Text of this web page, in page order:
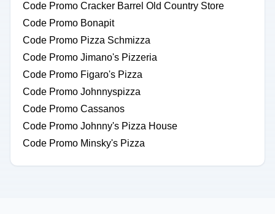
Code Promo Cracker Barrel Old Country Store
Code Promo Bonapit
Code Promo Pizza Schmizza
Code Promo Jimano's Pizzeria
Code Promo Figaro's Pizza
Code Promo Johnnyspizza
Code Promo Cassanos
Code Promo Johnny's Pizza House
Code Promo Minsky's Pizza